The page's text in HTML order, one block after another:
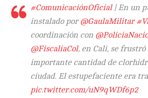
#ComunicaciónOficial| En un
instalado por@GaulaMilitar
coordinación con
@FiscaliaCol, en Cali, se
importante cantidad de
ciudad. El estupefaciente era
pic.twitter.com/uN9qWDf6p2